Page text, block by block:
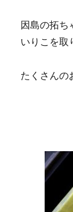
因島の拓ち
いりこを取
たくさんの